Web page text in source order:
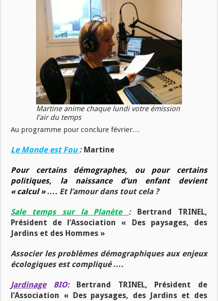
Martine anime chaque lundi votre émission
l’air du temps
Au programme pour conclure février…
Le Monde est Fou : Martine
Pour certains démographes, ou pour certains
politiques, la naissance d’un enfant devient
« calcul »…. Et l’amour dans tout cela ?
Sale temps sur la Planète :
Bertrand TRINEL,
Président de l’Association « Des paysages, des
Jardins et des Hommes »
Associer les problèmes démographiques aux enjeux
écologiques est compliqué ….
JardinageBIO:
Bertrand TRINEL, Président de
l’Association « Des paysages, des Jardins et des